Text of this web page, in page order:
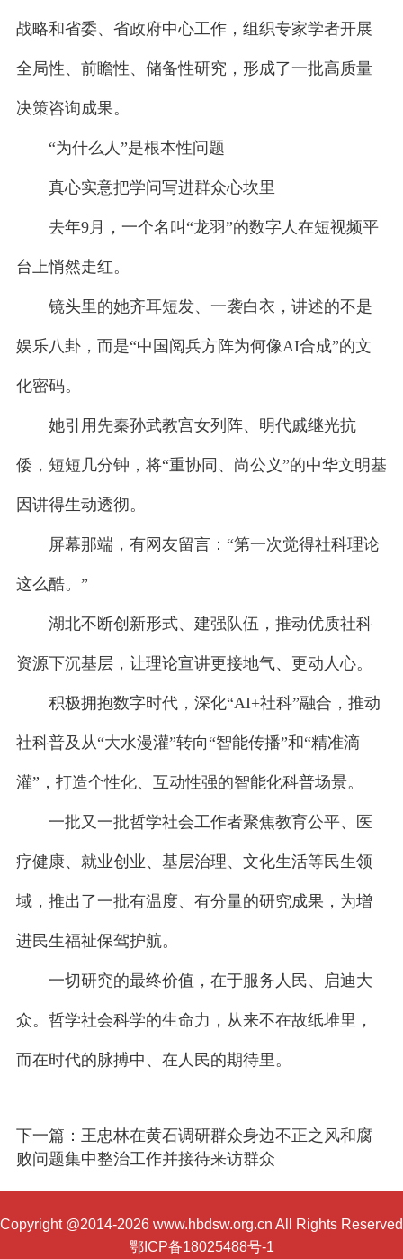
战略和省委、省政府中心工作，组织专家学者开展
全局性、前瞻性、储备性研究，形成了一批高质量
决策咨询成果。
“为什么人”是根本性问题
真心实意把学问写进群众心坎里
去年9月，一个名叫“龙羽”的数字人在短视频平
台上悄然走红。
镜头里的她齐耳短发、一袭白衣，讲述的不是
娱乐八卦，而是“中国阅兵方阵为何像AI合成”的文
化密码。
她引用先秦孙武教宫女列阵、明代戚继光抗
倭，短短几分钟，将“重协同、尚公义”的中华文明基
因讲得生动透彻。
屏幕那端，有网友留言：“第一次觉得社科理论
这么酷。”
湖北不断创新形式、建强队伍，推动优质社科
资源下沉基层，让理论宣讲更接地气、更动人心。
积极拥抱数字时代，深化“AI+社科”融合，推动
社科普及从“大水漫灌”转向“智能传播”和“精准滴
灌”，打造个性化、互动性强的智能化科普场景。
一批又一批哲学社会工作者聚焦教育公平、医
疗健康、就业创业、基层治理、文化生活等民生领
域，推出了一批有温度、有分量的研究成果，为增
进民生福祉保驾护航。
一切研究的最终价值，在于服务人民、启迪大
众。哲学社会科学的生命力，从来不在故纸堆里，
而在时代的脉搏中、在人民的期待里。
下一篇：王忠林在黄石调研群众身边不正之风和腐
败问题集中整治工作并接待来访群众
Copyright @2014-2026 www.hbdsw.org.cn All Rights Reserved
鄂ICP备18025488号-1